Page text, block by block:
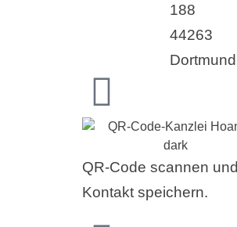
188
44263
Dortmund
QR-Code scannen und
Kontakt speichern.